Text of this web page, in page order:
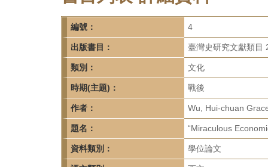
院-
臺
灣
史
研
究
所-
編號： 4
出版書目： 臺灣史研究文獻類目
類別： 文化
時期(主題)： 戰後
作者： Wu, Hui-chuan
題名： “Miraculous
資料類別： 學位論文